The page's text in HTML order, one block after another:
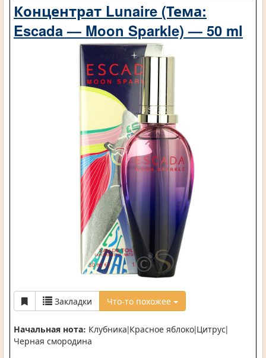
Концентрат Lunaire (Тема:
Escada — Moon Sparkle) — 50 ml
Закладки Что-то похожее
Начальная нота: Клубника|Красное яблоко|Цитрус|
Черная смородина